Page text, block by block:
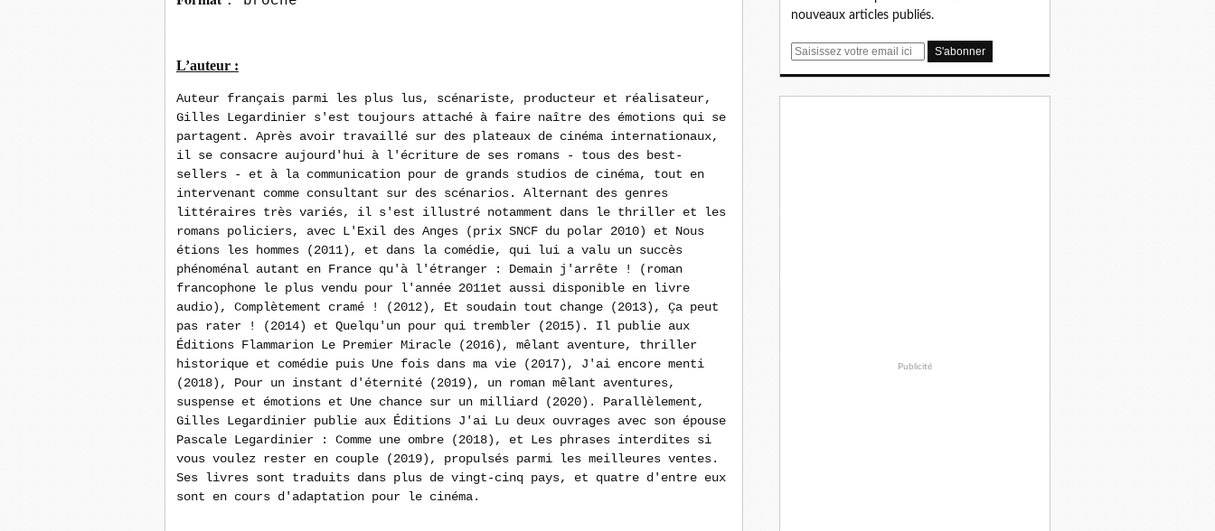
L’auteur :
Auteur français parmi les plus lus, scénariste, producteur et réalisateur,
Gilles Legardinier s'est toujours attaché à faire naître des émotions qui se
partagent. Après avoir travaillé sur des plateaux de cinéma internationaux,
il se consacre aujourd'hui à l'écriture de ses romans - tous des best-
sellers - et à la communication pour de grands studios de cinéma, tout en
intervenant comme consultant sur des scénarios. Alternant des genres
littéraires très variés, il s'est illustré notamment dans le thriller et les
romans policiers, avec L'Exil des Anges (prix SNCF du polar 2010) et Nous
étions les hommes (2011), et dans la comédie, qui lui a valu un succès
phénoménal autant en France qu'à l'étranger : Demain j'arrête ! (roman
francophone le plus vendu pour l'année 2011et aussi disponible en livre
audio), Complètement cramé ! (2012), Et soudain tout change (2013), Ça peut
pas rater ! (2014) et Quelqu'un pour qui trembler (2015). Il publie aux
Éditions Flammarion Le Premier Miracle (2016), mêlant aventure, thriller
historique et comédie puis Une fois dans ma vie (2017), J'ai encore menti
(2018), Pour un instant d'éternité (2019), un roman mêlant aventures,
suspense et émotions et Une chance sur un milliard (2020). Parallèlement,
Gilles Legardinier publie aux Éditions J'ai Lu deux ouvrages avec son épouse
Pascale Legardinier : Comme une ombre (2018), et Les phrases interdites si
vous voulez rester en couple (2019), propulsés parmi les meilleures ventes.
Ses livres sont traduits dans plus de vingt-cinq pays, et quatre d'entre eux
sont en cours d'adaptation pour le cinéma.
nouveaux articles publiés.
E
Publicité